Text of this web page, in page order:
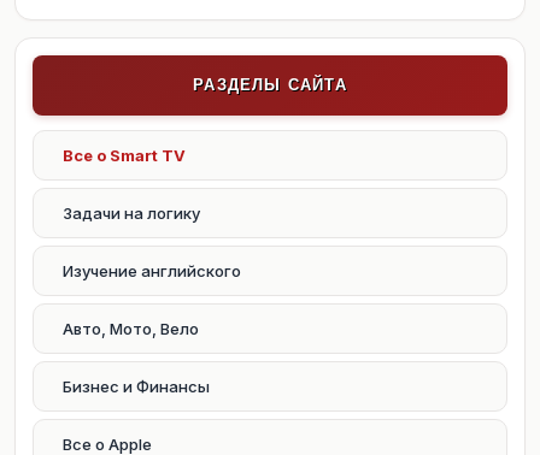
РАЗДЕЛЫ САЙТА
Все о Smart TV
Задачи на логику
Изучение английского
Авто, Мото, Вело
Бизнес и Финансы
Все о Apple